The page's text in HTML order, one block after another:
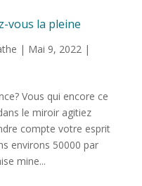
vous la pleine
| Mai 9, 2022|
Vous qui encore ce
le miroir agitiez
compte votre esprit
environs 50000 par
mine...